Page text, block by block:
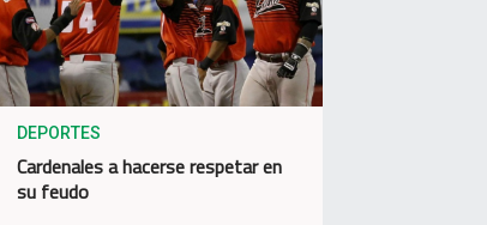
DEPORTES
Cardenales a hacerse respetar en
su feudo